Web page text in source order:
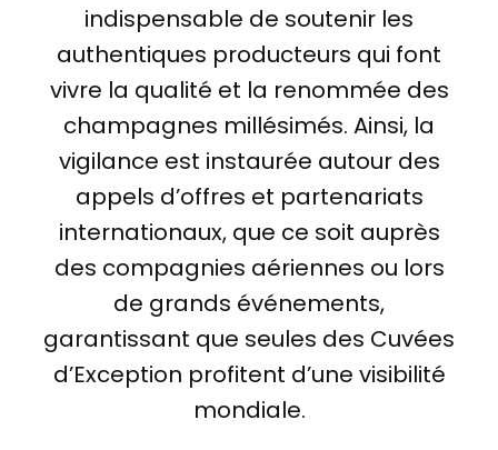
indispensable de soutenir les
authentiques producteurs qui font
vivre la qualité et la renommée des
champagnes millésimés. Ainsi, la
vigilance est instaurée autour des
appels d’offres et partenariats
internationaux, que ce soit auprès
des compagnies aériennes ou lors
de grands événements,
garantissant que seules des Cuvées
d’Exception profitent d’une visibilité
mondiale.